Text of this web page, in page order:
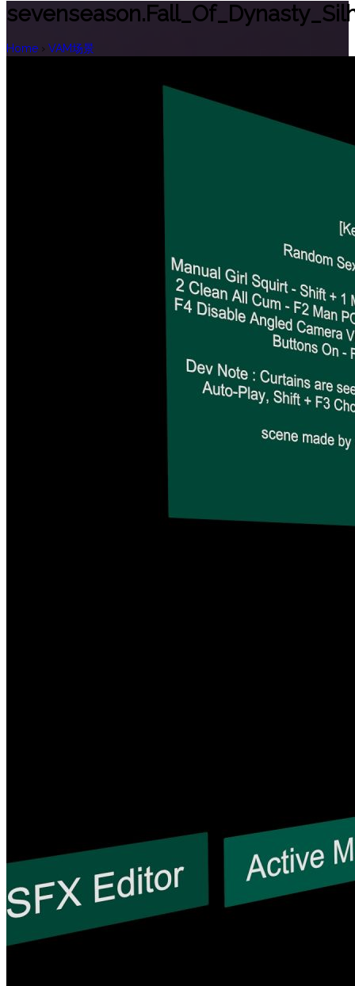
Home › VAM场景